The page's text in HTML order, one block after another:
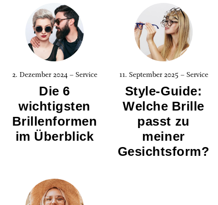
2. Dezember 2024 – Service
Die 6
wichtigsten
Brillenformen
im Überblick
11. September 2025 – Service
Style-Guide:
Welche Brille
passt zu
meiner
Gesichtsform?